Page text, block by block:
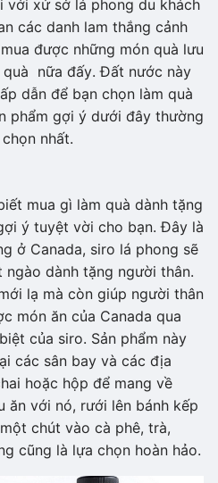
với xứ sở lá phong du khách
các danh lam thắng cảnh
được những món quà lưu
nữa đấy. Đất nước này
dẫn để bạn chọn làm quà
phẩm gợi ý dưới đây thường
nhất.
mua gì làm quà dành tặng
ý tuyệt vời cho bạn. Đây là
ở Canada, siro lá phong sẽ
dành tặng người thân.
lạ mà còn giúp người thân
món ăn của Canada qua
của siro. Sản phẩm này
các sân bay và các địa
hoặc hộp để mang về
ăn với nó, rưới lên bánh kếp
chút vào cà phê, trà,
cũng là lựa chọn hoàn hảo.